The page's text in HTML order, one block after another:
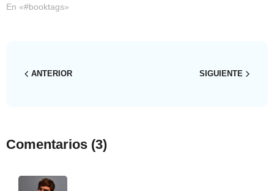
Goodreads. Por suerte, esto
En «#booktags»
ANTERIOR SIGUIENTE
Comentarios (3)